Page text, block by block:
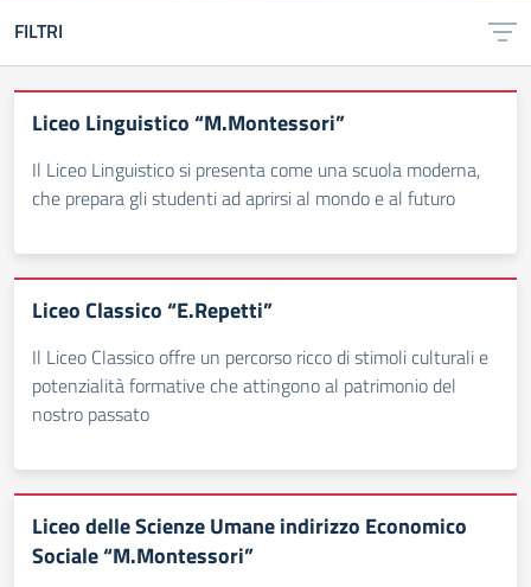
FILTRI
Liceo Linguistico “M.Montessori”
Il Liceo Linguistico si presenta come una scuola moderna,
che prepara gli studenti ad aprirsi al mondo e al futuro
Liceo Classico “E.Repetti”
Il Liceo Classico offre un percorso ricco di stimoli culturali e
potenzialità formative che attingono al patrimonio del
nostro passato
Liceo delle Scienze Umane indirizzo Economico
Sociale “M.Montessori”